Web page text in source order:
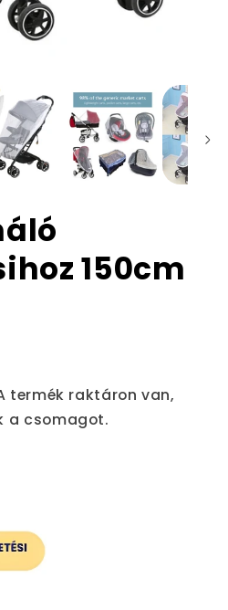
150cm
termék raktáron van,
a csomagot.